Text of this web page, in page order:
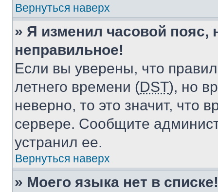
Вернуться наверх
» Я изменил часовой пояс,
неправильное!
Если вы уверены, что
летнего времени (DST), но
неверно, то это значит, что
сервере. Сообщите
устранил ее.
Вернуться наверх
» Моего языка нет в списке!